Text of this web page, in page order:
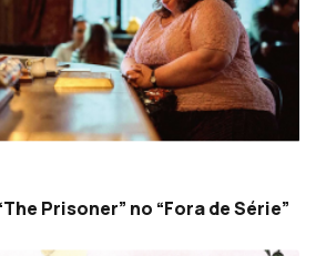
Prisoner” no “Fora de Série”